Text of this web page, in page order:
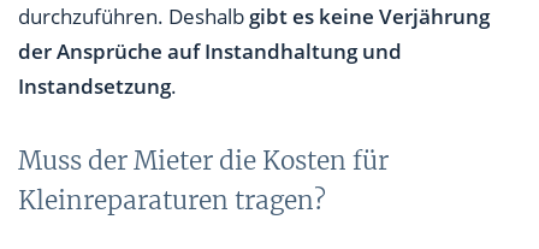
durchzuführen. Deshalb gibt es keine Verjährung
der Ansprüche auf Instandhaltung und
Instandsetzung.
Muss der Mieter die Kosten für
Kleinreparaturen tragen?